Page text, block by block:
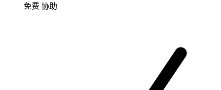
免费 协助